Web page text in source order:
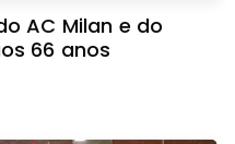
AC Milan e do
66 anos